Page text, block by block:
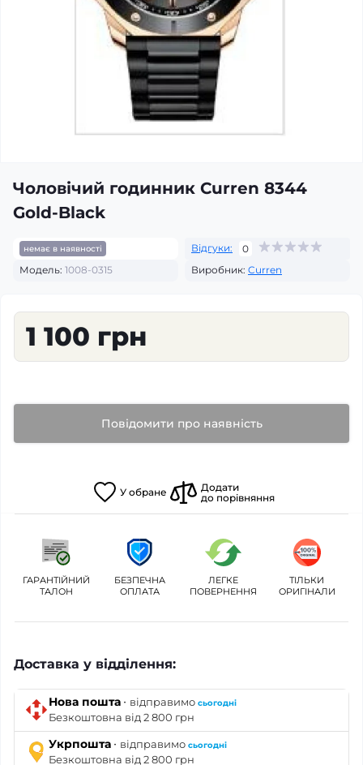
Чоловічий годинник Curren 8344
Gold-Black
немає в наявності Відгуки:
0
Модель: 1008-0315 Виробник: Curren
1 100 грн
Повідомити про наявність
У обране
Додати
до порівняння
ГАРАНТІЙНИЙ
ТАЛОН
БЕЗПЕЧНА
ОПЛАТА
ЛЕГКЕ
ПОВЕРНЕННЯ
ТІЛЬКИ
ОРИГІНАЛИ
Доставка у відділення:
Нова пошта · відправимо сьогодні
Безкоштовна від 2 800 грн
Укрпошта · відправимо сьогодні
Безкоштовна від 2 800 грн